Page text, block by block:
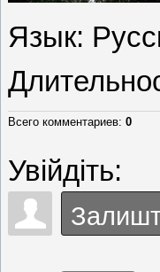
Язык:
Всего комментариев: 0
Увійдіть: